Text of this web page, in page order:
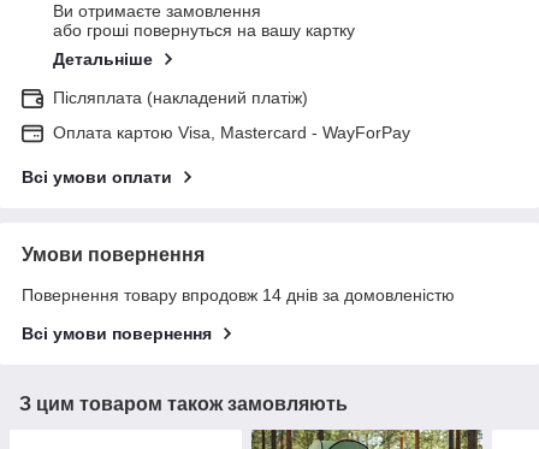
Ви отримаєте замовлення
або гроші повернуться на вашу картку
Детальніше
Післяплата (накладений платіж)
Оплата картою Visa, Mastercard - WayForPay
Всі умови оплати
Умови повернення
Повернення товару впродовж 14 днів за домовленістю
Всі умови повернення
З цим товаром також замовляють